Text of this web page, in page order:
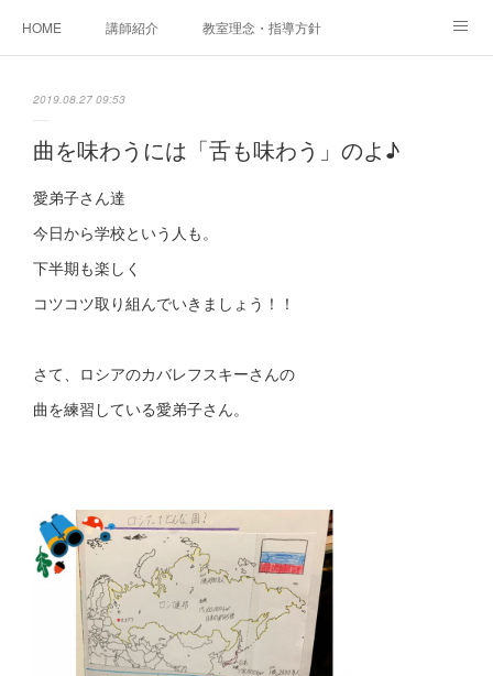
HOME 講師紹介 教室理念・指導方針
ご相談・体験レッスンお申し込み
2019.08.27 09:53
曲を味わうには「舌も味わう」のよ♪
愛弟子さん達
今日から学校という人も。
下半期も楽しく
コツコツ取り組んでいきましょう！！
さて、ロシアのカバレフスキーさんの
曲を練習している愛弟子さん。